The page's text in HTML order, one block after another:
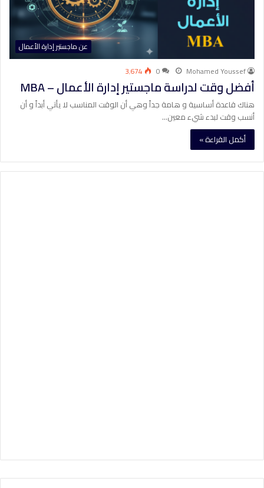
عن ماجستير إدارة الأعمال
Mohamed Youssef
0 3٬674
أفضل وقت لدراسة ماجستير إدارة الأعمال – MBA
هناك قاعدة أساسية و هامة جداً وهي أن الوقت المناسب لا يأتي أبداً و أن
أنسب وقت لبدء شيء معين…
أكمل القراءة »